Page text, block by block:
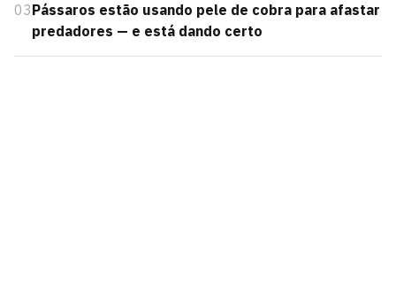
03Pássaros estão usando pele de cobra para afastar
predadores — e está dando certo